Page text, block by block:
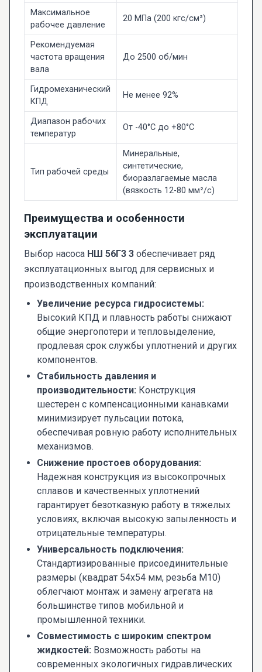
Максимальное
рабочее давление
20 МПа (200 кгс/см²)
Рекомендуемая
частота вращения
вала
До 2500 об/мин
Гидромеханический
КПД
Не менее 92%
Диапазон рабочих
температур
От -40°C до +80°C
Тип рабочей среды
Минеральные,
синтетические,
биоразлагаемые масла
(вязкость 12-80 мм²/с)
Преимущества и особенности
эксплуатации
Выбор насоса НШ 56Г3 3 обеспечивает ряд
эксплуатационных выгод для сервисных и
производственных компаний:
Увеличение ресурса гидросистемы:
Высокий КПД и плавность работы снижают
общие энергопотери и тепловыделение,
продлевая срок службы уплотнений и других
компонентов.
Стабильность давления и
производительности: Конструкция
шестерен с компенсационными канавками
минимизирует пульсации потока,
обеспечивая ровную работу исполнительных
механизмов.
Снижение простоев оборудования:
Надежная конструкция из высокопрочных
сплавов и качественных уплотнений
гарантирует безотказную работу в тяжелых
условиях, включая высокую запыленность и
отрицательные температуры.
Универсальность подключения:
Стандартизированные присоединительные
размеры (квадрат 54х54 мм, резьба М10)
облегчают монтаж и замену агрегата на
большинстве типов мобильной и
промышленной техники.
Совместимость с широким спектром
жидкостей: Возможность работы на
современных экологичных гидравлических